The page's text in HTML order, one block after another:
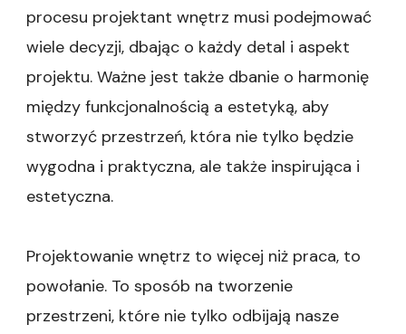
procesu projektant wnętrz musi podejmować
wiele decyzji, dbając o każdy detal i aspekt
projektu. Ważne jest także dbanie o harmonię
między funkcjonalnością a estetyką, aby
stworzyć przestrzeń, która nie tylko będzie
wygodna i praktyczna, ale także inspirująca i
estetyczna.
Projektowanie wnętrz to więcej niż praca, to
powołanie. To sposób na tworzenie
przestrzeni, które nie tylko odbijają nasze